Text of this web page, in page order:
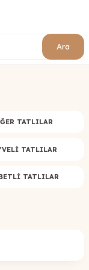
Ara
TATLILAR
TATLILAR
TATLILAR